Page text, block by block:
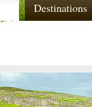
Destinations